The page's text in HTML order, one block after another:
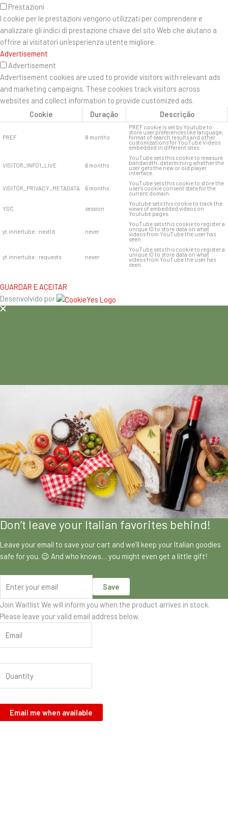
Prestazioni
I cookie per le prestazioni vengono utilizzati per comprendere e
analizzare gli indici di prestazione chiave del sito Web che aiutano a
offrire ai visitatori un'esperienza utente migliore.
Advertisement
Advertisement
Advertisement cookies are used to provide visitors with relevant ads
and marketing campaigns. These cookies track visitors across
websites and collect information to provide customized ads.
Cookie
Duração Descrição
PREF 8 months
PREF cookie is set by Youtube to
store user preferences like language,
format of search results and other
customizations for YouTube Videos
embedded in different sites.
VISITOR_INFO1_LIVE 6 months
YouTube sets this cookie to measure
bandwidth, determining whether the
user gets the new or old player
interface.
VISITOR_PRIVACY_METADATA 6 months
YouTube sets this cookie to store the
user's cookie consent state for the
current domain.
YSC session
Youtube sets this cookie to track the
views of embedded videos on
Youtube pages.
yt.innertube::nextId never
YouTube sets this cookie to register a
unique ID to store data on what
videos from YouTube the user has
seen.
yt.innertube::requests never
YouTube sets this cookie to register a
unique ID to store data on what
videos from YouTube the user has
seen.
GUARDAR E ACEITAR
Desenvolvido por
Don’t leave your Italian favorites behind!
Leave your email to save your cart and we’ll keep your Italian goodies
safe for you. 😉 And who knows… you might even get a little gift!
Save
Join Waitlist We will inform you when the product arrives in stock.
Please leave your valid email address below.
Email me when available